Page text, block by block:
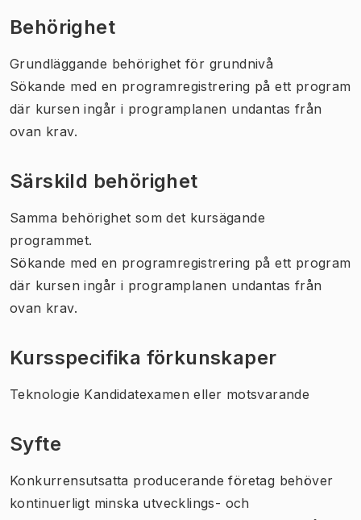
Behörighet
Grundläggande behörighet för grundnivå
Sökande med en programregistrering på ett program
där kursen ingår i programplanen undantas från
ovan krav.
Särskild behörighet
Samma behörighet som det kursägande
programmet.
Sökande med en programregistrering på ett program
där kursen ingår i programplanen undantas från
ovan krav.
Kursspecifika förkunskaper
Teknologie Kandidatexamen eller motsvarande
Syfte
Konkurrensutsatta producerande företag behöver
kontinuerligt minska utvecklings- och